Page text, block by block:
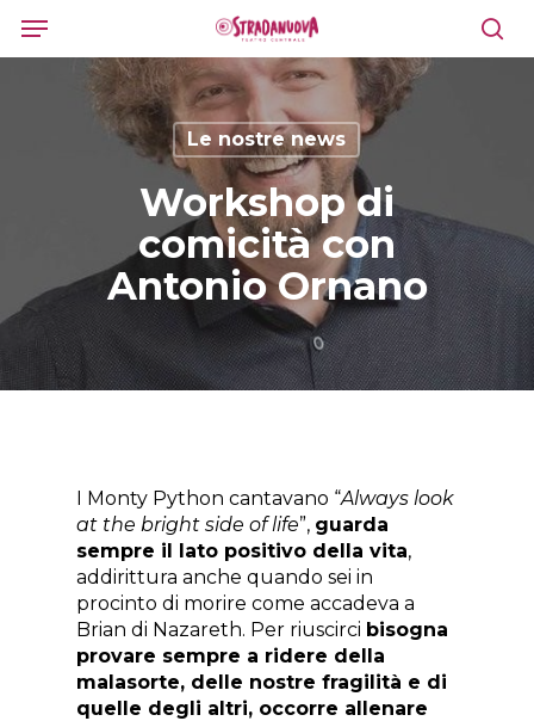
main
Menu
Le nostre news
Workshop di
comicità con
Antonio Ornano
I Monty Python cantavano “Always look
at the bright side of life”, guarda
sempre il lato positivo della vita,
addirittura anche quando sei in
procinto di morire come accadeva a
Brian di Nazareth. Per riuscirci bisogna
provare sempre a ridere della
malasorte, delle nostre fragilità e di
quelle degli altri, occorre allenare